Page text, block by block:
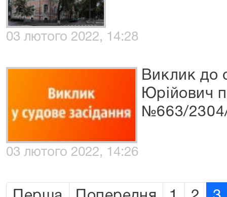
03 лютого 2022, 14:28
Виклик до
Юрійович
№663/
03 лютого 2022, 14:26